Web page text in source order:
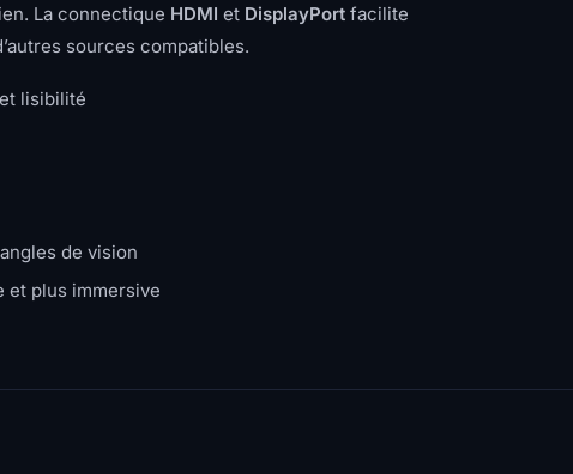
La connectique HDMI et DisplayPort facilite
sources compatibles.
lisibilité
de vision
et plus immersive